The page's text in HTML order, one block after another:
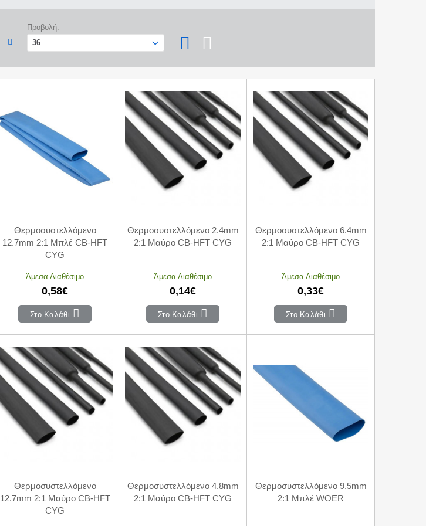
Προβολή:
Θερμοσυστελλόμενο
12.7mm 2:1 Μπλέ CB-HFT
CYG
Άμεσα Διαθέσιμο
0,58€
Στο Καλάθι
Θερμοσυστελλόμενο 2.4mm
2:1 Μαύρο CB-HFT CYG
Άμεσα Διαθέσιμο
0,14€
Στο Καλάθι
Θερμοσυστελλόμενο 6.4mm
2:1 Μαύρο CB-HFT CYG
Άμεσα Διαθέσιμο
0,33€
Στο Καλάθι
Θερμοσυστελλόμενο
12.7mm 2:1 Μαύρο CB-HFT
CYG
Θερμοσυστελλόμενο 4.8mm
2:1 Μαύρο CB-HFT CYG
Θερμοσυστελλόμενο 9.5mm
2:1 Μπλέ WOER